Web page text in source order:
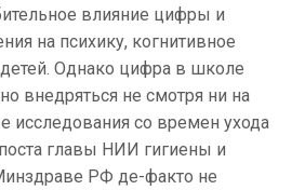
влияние цифры и
на психику, когнитивное
Однако цифра в школе
внедряться не смотря ни на
исследования со времен ухода
главы НИИ гигиены и
РФ де-факто не